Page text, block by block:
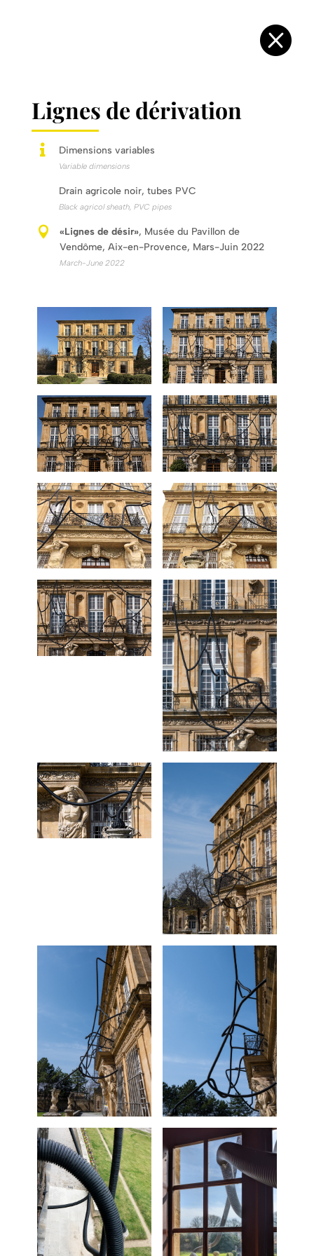

Lignes de dérivation
 Dimensions variables
Variable dimensions
Drain agricole noir, tubes PVC
Black agricol sheath, PVC pipes
 «Lignes de désir», Musée du Pavillon de
Vendôme, Aix-en-Provence, Mars-Juin 2022
March-June 2022